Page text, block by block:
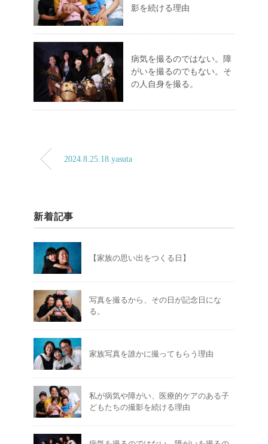
影を続ける理由
病気を撮るのではない。障
がいを撮るのでもない。そ
の人自身を撮る。
2024.8.25.18.yasuta
新着記事
【家族の思い出をつくる日】
写真を撮るから、その日が記念日にな
る。
家族写真を誰かに撮ってもらう理由
私が病気や障がい、医療的ケアのある子
どもたちの撮影を続ける理由